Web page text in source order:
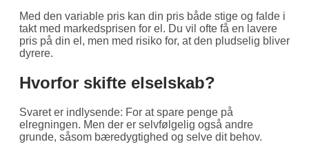
Med den variable pris kan din pris både stige og falde i
takt med markedsprisen for el. Du vil ofte få en lavere
pris på din el, men med risiko for, at den pludselig bliver
dyrere.
Hvorfor skifte elselskab?
Svaret er indlysende: For at spare penge på
elregningen. Men der er selvfølgelig også andre
grunde, såsom bæredygtighed og selve dit behov.